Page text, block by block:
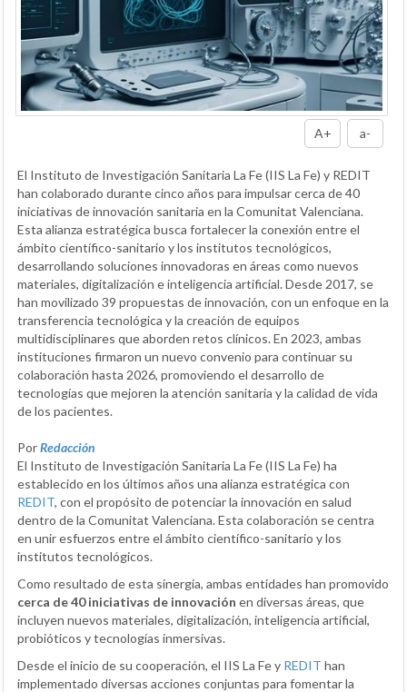
A+ a-
El Instituto de Investigación Sanitaria La Fe (IIS La Fe) y REDIT
han colaborado durante cinco años para impulsar cerca de 40
iniciativas de innovación sanitaria en la Comunitat Valenciana.
Esta alianza estratégica busca fortalecer la conexión entre el
ámbito científico-sanitario y los institutos tecnológicos,
desarrollando soluciones innovadoras en áreas como nuevos
materiales, digitalización e inteligencia artificial. Desde 2017, se
han movilizado 39 propuestas de innovación, con un enfoque en la
transferencia tecnológica y la creación de equipos
multidisciplinares que aborden retos clínicos. En 2023, ambas
instituciones firmaron un nuevo convenio para continuar su
colaboración hasta 2026, promoviendo el desarrollo de
tecnologías que mejoren la atención sanitaria y la calidad de vida
de los pacientes.
PorRedacción
El Instituto de Investigación Sanitaria La Fe (IIS La Fe) ha
establecido en los últimos años una alianza estratégica con
REDIT, con el propósito de potenciar la innovación en salud
dentro de la Comunitat Valenciana. Esta colaboración se centra
en unir esfuerzos entre el ámbito científico-sanitario y los
institutos tecnológicos.
Como resultado de esta sinergia, ambas entidades han promovido
cerca de 40 iniciativas de innovación en diversas áreas, que
incluyen nuevos materiales, digitalización, inteligencia artificial,
probióticos y tecnologías inmersivas.
Desde el inicio de su cooperación, el IIS La Fe y REDIT han
implementado diversas acciones conjuntas para fomentar la